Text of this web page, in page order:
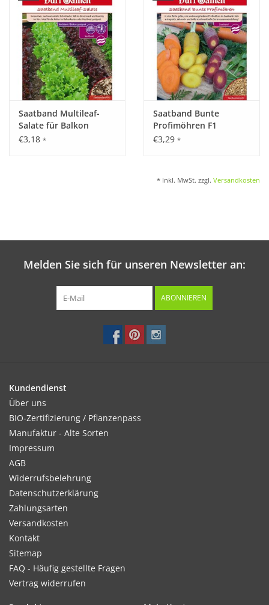
Saatband Multileaf-
Salate für Balkon
€3,18 *
Saatband Bunte
Profimöhren F1
€3,29 *
* Inkl. MwSt. zzgl. Versandkosten
Melden Sie sich für unseren Newsletter an:
ABONNIEREN
Kundendienst
Über uns
BIO-Zertifizierung / Pflanzenpass
Manufaktur - Alte Sorten
Impressum
AGB
Widerrufsbelehrung
Datenschutzerklärung
Zahlungsarten
Versandkosten
Kontakt
Sitemap
FAQ - Häufig gestellte Fragen
Vertrag widerrufen